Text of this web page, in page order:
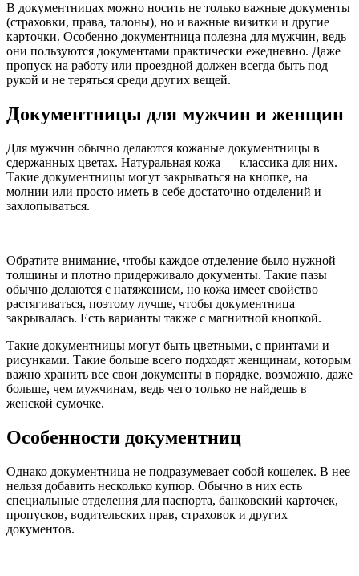
В документницах можно носить не только важные документы
(страховки, права, талоны), но и важные визитки и другие
карточки. Особенно документница полезна для мужчин, ведь
они пользуются документами практически ежедневно. Даже
пропуск на работу или проездной должен всегда быть под
рукой и не теряться среди других вещей.
Документницы для мужчин и женщин
Для мужчин обычно делаются кожаные документницы в
сдержанных цветах. Натуральная кожа — классика для них.
Такие документницы могут закрываться на кнопке, на
молнии или просто иметь в себе достаточно отделений и
захлопываться.
Обратите внимание, чтобы каждое отделение было нужной
толщины и плотно придерживало документы. Такие пазы
обычно делаются с натяжением, но кожа имеет свойство
растягиваться, поэтому лучше, чтобы документница
закрывалась. Есть варианты также с магнитной кнопкой.
Такие документницы могут быть цветными, с принтами и
рисунками. Такие больше всего подходят женщинам, которым
важно хранить все свои документы в порядке, возможно, даже
больше, чем мужчинам, ведь чего только не найдешь в
женской сумочке.
Особенности документниц
Однако документница не подразумевает собой кошелек. В нее
нельзя добавить несколько купюр. Обычно в них есть
специальные отделения для паспорта, банковский карточек,
пропусков, водительских прав, страховок и других
документов.